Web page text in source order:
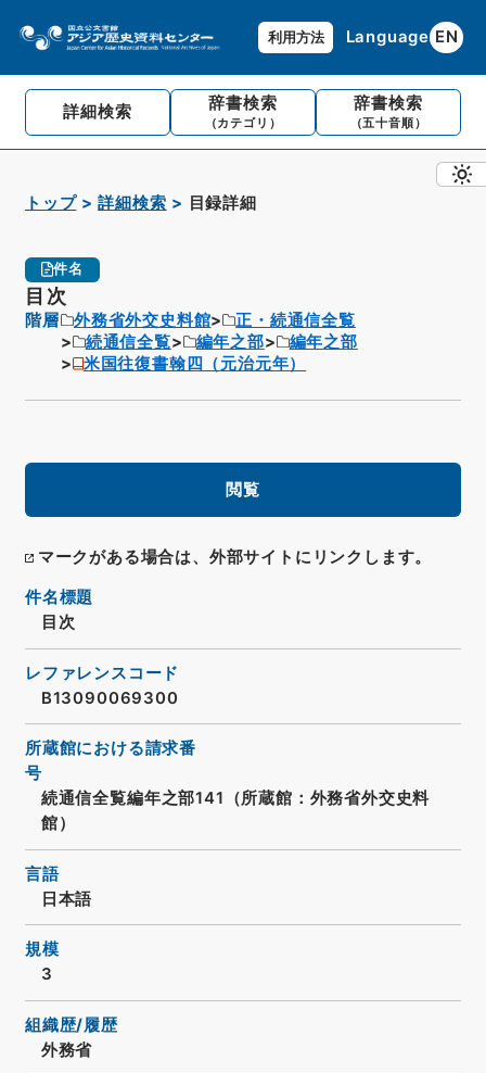
利用方法 Language EN
詳細検索 辞書検索
（カテゴリ）
辞書検索
（五十音順）
トップ 詳細検索 目録詳細
件名
目次
階層 外務省外交史料館
正・続通信全覧
続通信全覧
編年之部
編年之部
米国往復書翰四（元治元年）
閲覧
マークがある場合は、外部サイトにリンクします。
件名標題
目次
レファレンスコード
B13090069300
所蔵館における請求番
号
続通信全覧編年之部141（所蔵館：外務省外交史料
館）
言語
日本語
規模
3
組織歴/履歴
外務省